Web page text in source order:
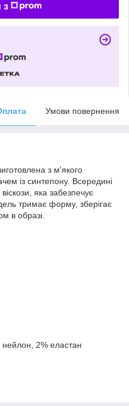
з
Умови повернення
з м'якого
із синтепону. Всередині
яка забезпечує
тримає форму, зберігає
в образі.
2% еластан